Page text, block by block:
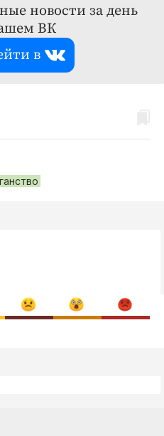
новости за день
ВК
в